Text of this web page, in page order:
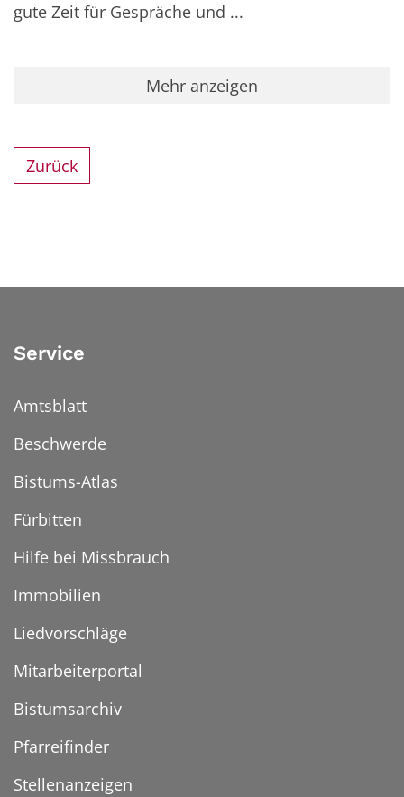
gute Zeit für Gespräche und ...
Mehr anzeigen
Zurück
Service
Amtsblatt
Beschwerde
Bistums-Atlas
Fürbitten
Hilfe bei Missbrauch
Immobilien
Liedvorschläge
Mitarbeiterportal
Bistumsarchiv
Pfarreifinder
Stellenanzeigen